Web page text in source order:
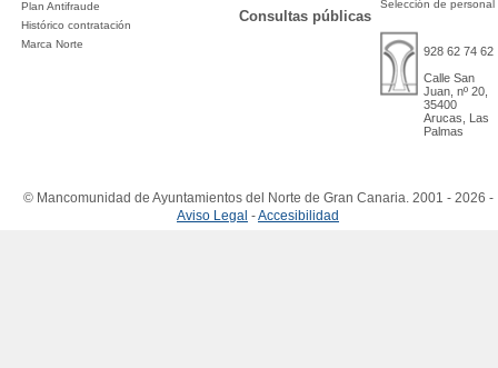
Plan Antifraude
Histórico contratación
Marca Norte
Consultas públicas
Selección de personal
928 62 74 62
Calle San
Juan, nº 20,
35400
Arucas, Las
Palmas
© Mancomunidad de Ayuntamientos del Norte de Gran Canaria. 2001 - 2026 -
Aviso Legal -Accesibilidad